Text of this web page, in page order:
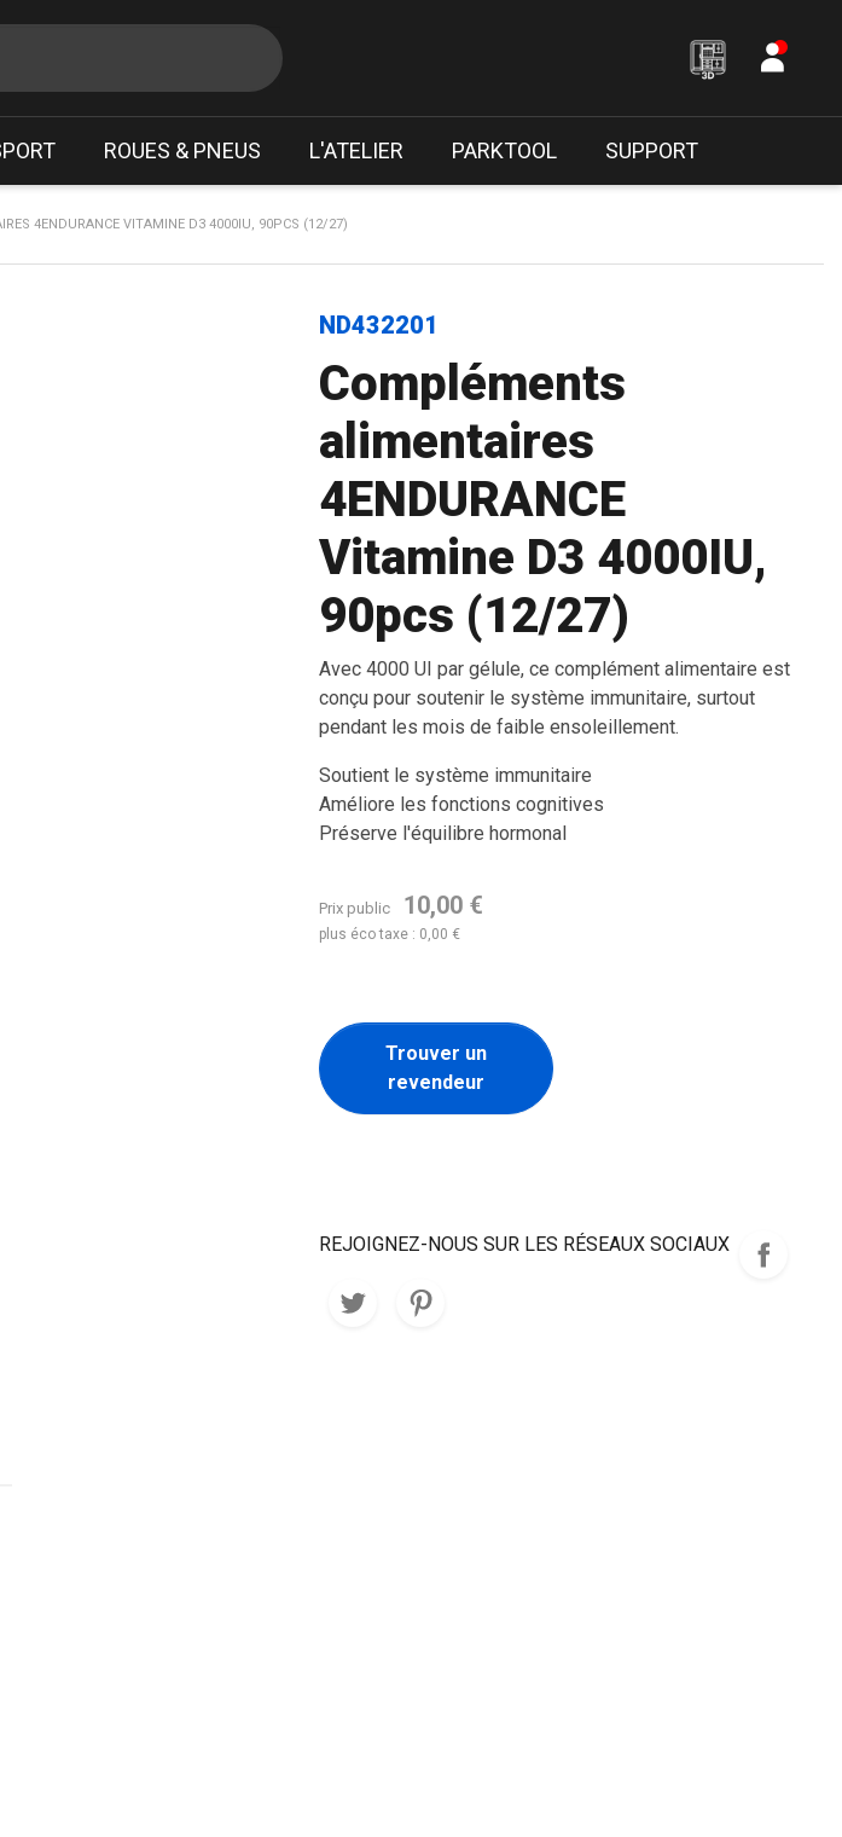
ROUES & PNEUS L'ATELIER PARKTOOL SUPPORT
4ENDURANCE VITAMINE D3 4000IU, 90PCS (12/27)
ND432201
Compléments
alimentaires
4ENDURANCE
Vitamine D3 4000IU,
90pcs (12/27)
Avec 4000 UI par gélule, ce complément alimentaire est
conçu pour soutenir le système immunitaire, surtout
pendant les mois de faible ensoleillement.
Soutient le système immunitaire
Améliore les fonctions cognitives
Préserve l'équilibre hormonal
Prix public 10,00 €
plus éco taxe : 0,00 €
Trouver un
revendeur
REJOIGNEZ-NOUS SUR LES RÉSEAUX SOCIAUX